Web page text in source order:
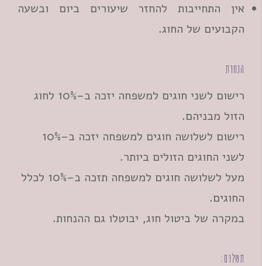
אין התחייבות להחזר שיעורים ביום ובשעה
הקבועים של החוג.
הנחות
רישום לשני חוגים למשפחה יזכה ב–10% לחוג
הזול מבניהם.
רישום לשלושה חוגים למשפחה יזכה ב–10%
לשני החוגים הזולים ביותר.
מעל לשלושה חוגים למשפחה תזכה ב–10% לכלל
החוגים.
במקרה של ביטול חוג, יבוטלו גם ההנחות.
תשלום: